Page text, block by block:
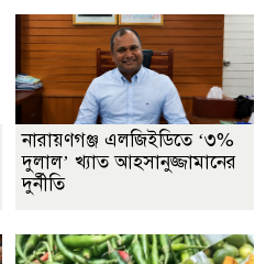
নারায়ণগঞ্জ এলজিইডিতে ‘৩%
দুলাল’ খ্যাত আহসানুজ্জামানের
দুর্নীতি